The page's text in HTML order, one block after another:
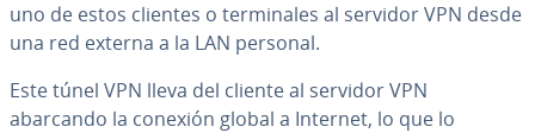
uno de estos clientes o te­r­mi­na­les al servidor VPN desde
una red externa a la LAN personal.
Este túnel VPN lleva del cliente al servidor VPN
abarcando la conexión global a Internet, lo que lo